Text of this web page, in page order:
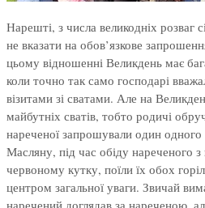
Нарешті, з числа великодніх розваг
не вказати на обов’язкове
цьому відношенні Великдень має
коли точно так само господарі
візитами зі сватами. Але на
майбутніх сватів, тобто родичі
нареченої запрошували один одного
Масляну, під час обіду нареченого
червоному кутку, поїли їх обох
центром загальної уваги. Звичай